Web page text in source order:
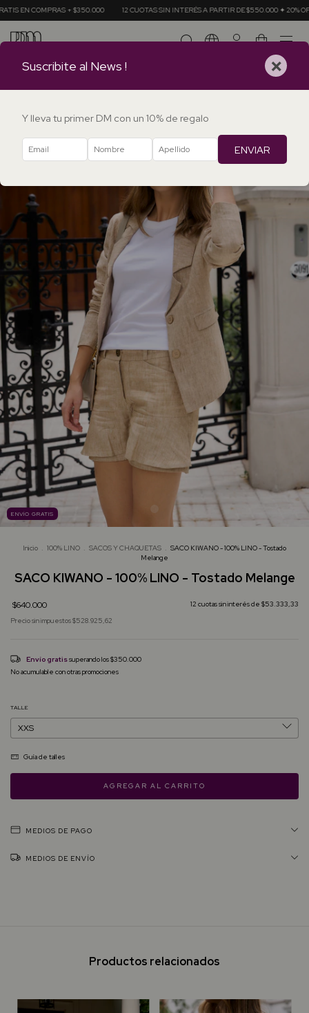
+ $350.000 12 CUOTAS SIN INTERÉS A PARTIR DE $550.000 ✦ 20% OFF EN
0
ENVÍO GRATIS
Inicio . 100% LINO . SACOS Y CHAQUETAS . SACO KIWANO - 100% LINO - Tostado
Melange
SACO KIWANO - 100% LINO - Tostado Melange
$640.000 12 cuotas sin interés de $53.333,33
Precio sin impuestos$528.925,62
Envío gratissuperando los$350.000
No acumulable con otras promociones
TALLE
Guía de talles
MEDIOS DE PAGO
MEDIOS DE ENVÍO
Productos relacionados
Suscribite al News ! ×
Y lleva tu primer DM con un 10% de regalo
ENVIAR